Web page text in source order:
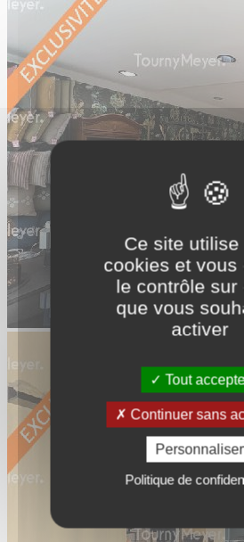
Ce site utilise
cookies et vous
le contrôle sur
que vous
activer
Tout
Continuer sans
Personnaliser
Politique de